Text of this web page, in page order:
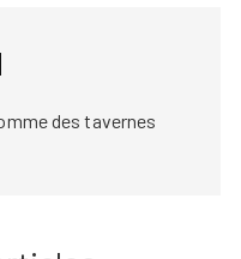
des tavernes